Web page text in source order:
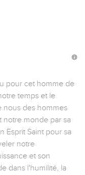
pour cet homme de
temps et le
nous des hommes
notre monde par sa
Esprit Saint pour sa
notre
et son
dans l'humilité, la